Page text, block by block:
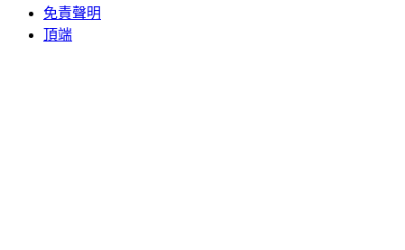
免責聲明
頂端